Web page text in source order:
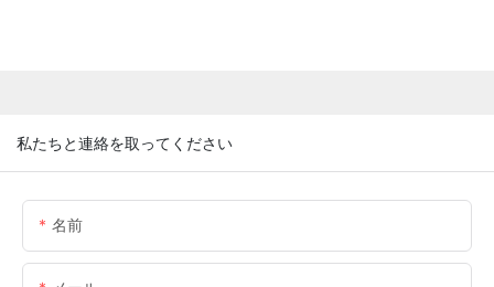
私たちと連絡を取ってください
名前